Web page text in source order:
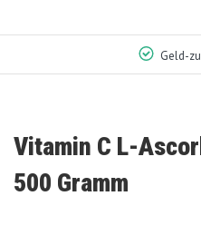
Geld-
Vitamin C L-
500 Gramm